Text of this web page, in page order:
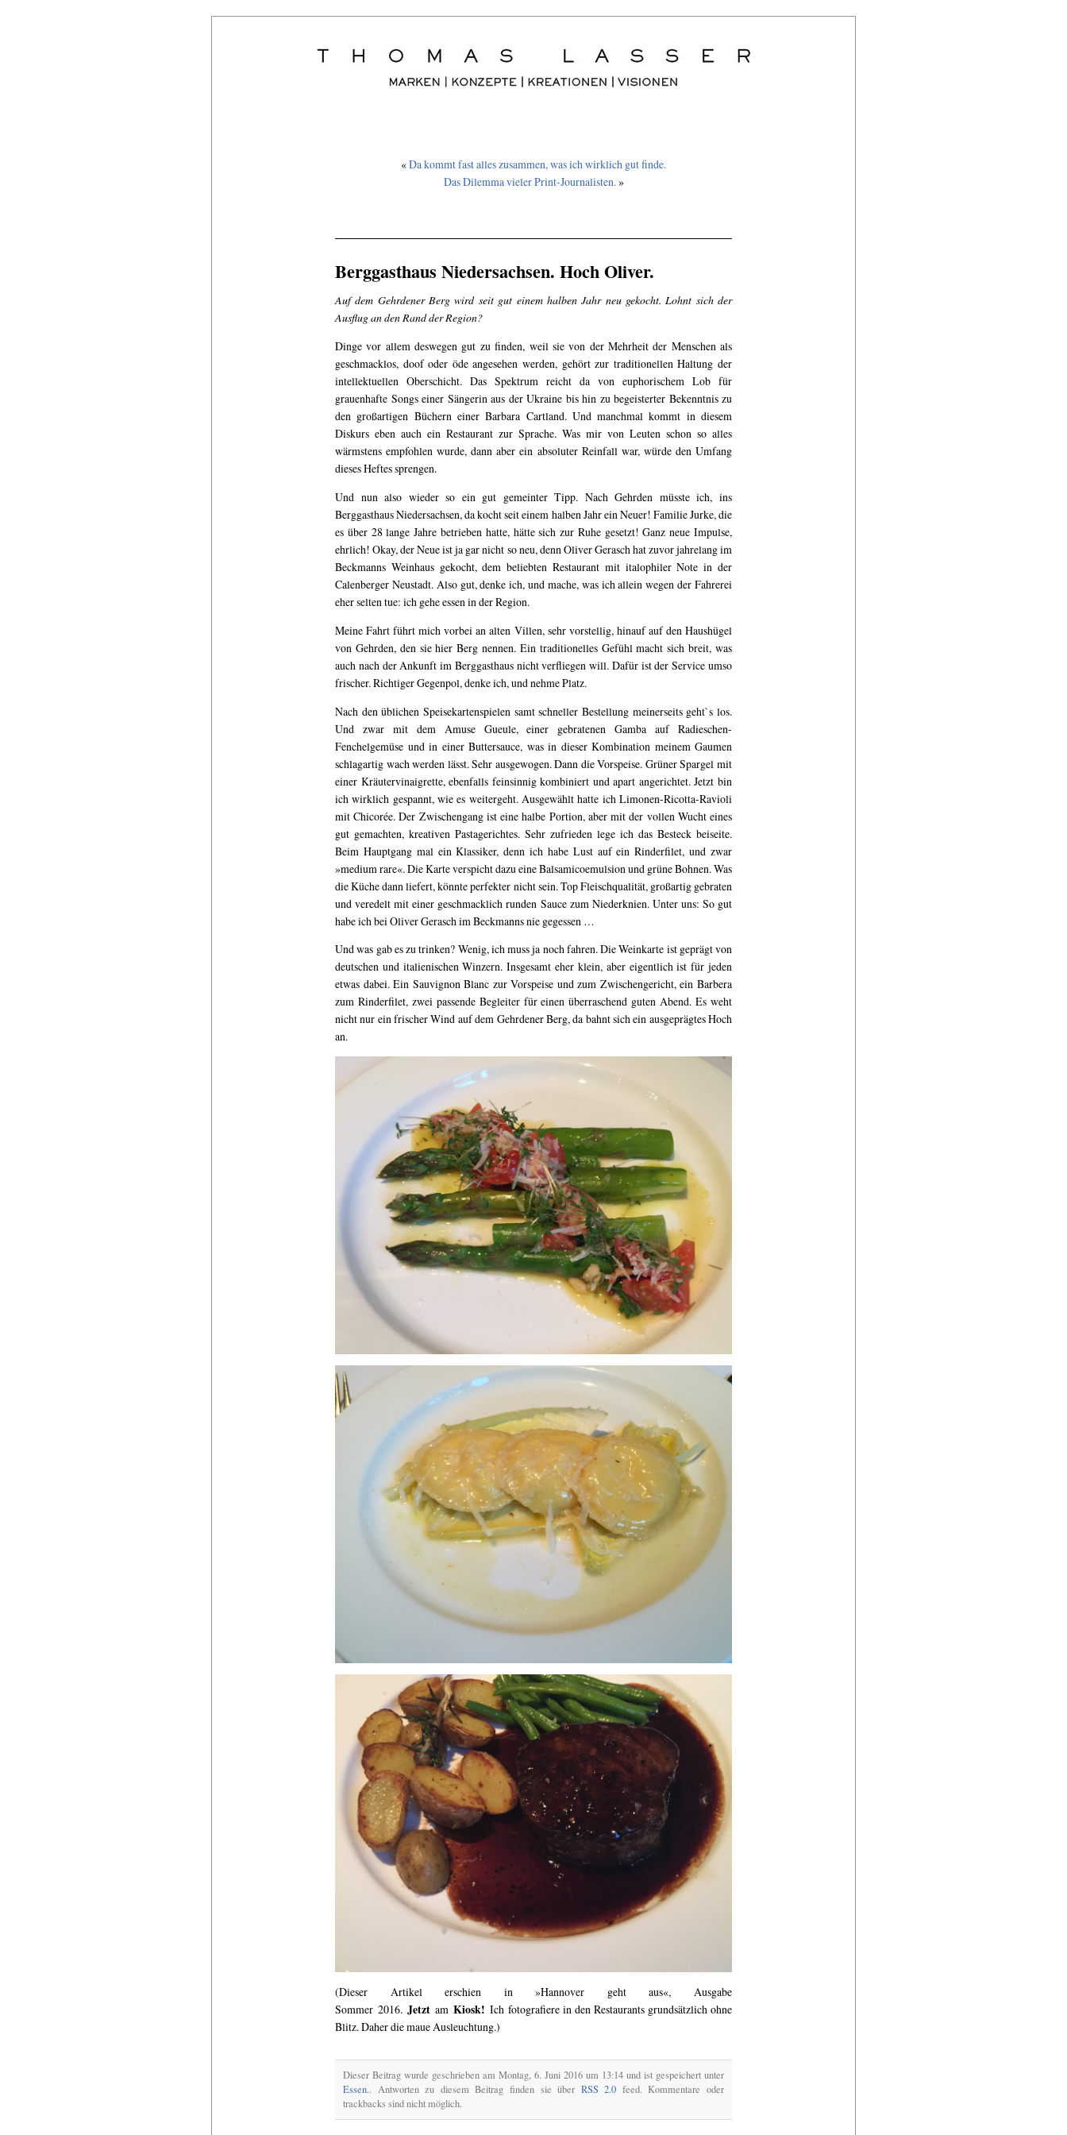
«Da kommt fast alles zusammen, was ich wirklich gut finde.
Das Dilemma vieler Print-Journalisten.»
Berggasthaus Niedersachsen. Hoch Oliver.
Auf dem Gehrdener Berg wird seit gut einem halben Jahr neu gekocht. Lohnt sich der
Ausflug an den Rand der Region?
Dinge vor allem deswegen gut zu finden, weil sie von der Mehrheit der Menschen als
geschmacklos, doof oder öde angesehen werden, gehört zur traditionellen Haltung der
intellektuellen Oberschicht. Das Spektrum reicht da von euphorischem Lob für
grauenhafte Songs einer Sängerin aus der Ukraine bis hin zu begeisterter Bekenntnis zu
den großartigen Büchern einer Barbara Cartland. Und manchmal kommt in diesem
Diskurs eben auch ein Restaurant zur Sprache. Was mir von Leuten schon so alles
wärmstens empfohlen wurde, dann aber ein absoluter Reinfall war, würde den Umfang
dieses Heftes sprengen.
Und nun also wieder so ein gut gemeinter Tipp. Nach Gehrden müsste ich, ins
Berggasthaus Niedersachsen, da kocht seit einem halben Jahr ein Neuer! Familie Jurke, die
es über 28 lange Jahre betrieben hatte, hätte sich zur Ruhe gesetzt! Ganz neue Impulse,
ehrlich! Okay, der Neue ist ja gar nicht so neu, denn Oliver Gerasch hat zuvor jahrelang im
Beckmanns Weinhaus gekocht, dem beliebten Restaurant mit italophiler Note in der
Calenberger Neustadt. Also gut, denke ich, und mache, was ich allein wegen der Fahrerei
eher selten tue: ich gehe essen in der Region.
Meine Fahrt führt mich vorbei an alten Villen, sehr vorstellig, hinauf auf den Haushügel
von Gehrden, den sie hier Berg nennen. Ein traditionelles Gefühl macht sich breit, was
auch nach der Ankunft im Berggasthaus nicht verfliegen will. Dafür ist der Service umso
frischer. Richtiger Gegenpol, denke ich, und nehme Platz.
Nach den üblichen Speisekartenspielen samt schneller Bestellung meinerseits geht`s los.
Und zwar mit dem Amuse Gueule, einer gebratenen Gamba auf Radieschen-
Fenchelgemüse und in einer Buttersauce, was in dieser Kombination meinem Gaumen
schlagartig wach werden lässt. Sehr ausgewogen. Dann die Vorspeise. Grüner Spargel mit
einer Kräutervinaigrette, ebenfalls feinsinnig kombiniert und apart angerichtet. Jetzt bin
ich wirklich gespannt, wie es weitergeht. Ausgewählt hatte ich Limonen-Ricotta-Ravioli
mit Chicorée. Der Zwischengang ist eine halbe Portion, aber mit der vollen Wucht eines
gut gemachten, kreativen Pastagerichtes. Sehr zufrieden lege ich das Besteck beiseite.
Beim Hauptgang mal ein Klassiker, denn ich habe Lust auf ein Rinderfilet, und zwar
»medium rare«. Die Karte verspicht dazu eine Balsamicoemulsion und grüne Bohnen. Was
die Küche dann liefert, könnte perfekter nicht sein. Top Fleischqualität, großartig gebraten
und veredelt mit einer geschmacklich runden Sauce zum Niederknien. Unter uns: So gut
habe ich bei Oliver Gerasch im Beckmanns nie gegessen …
Und was gab es zu trinken? Wenig, ich muss ja noch fahren. Die Weinkarte ist geprägt von
deutschen und italienischen Winzern. Insgesamt eher klein, aber eigentlich ist für jeden
etwas dabei. Ein Sauvignon Blanc zur Vorspeise und zum Zwischengericht, ein Barbera
zum Rinderfilet, zwei passende Begleiter für einen überraschend guten Abend. Es weht
nicht nur ein frischer Wind auf dem Gehrdener Berg, da bahnt sich ein ausgeprägtes Hoch
an.
(Dieser Artikel erschien in »Hannover geht aus«, Ausgabe
Sommer 2016.Jetzt amKiosk!Ich fotografiere in den Restaurants grundsätzlich ohne
Blitz. Daher die maue Ausleuchtung.)
Dieser Beitrag wurde geschrieben am Montag, 6. Juni 2016 um 13:14 und ist gespeichert unter
Essen.. Antworten zu diesem Beitrag finden sie über RSS 2.0 feed. Kommentare oder
trackbacks sind nicht möglich.